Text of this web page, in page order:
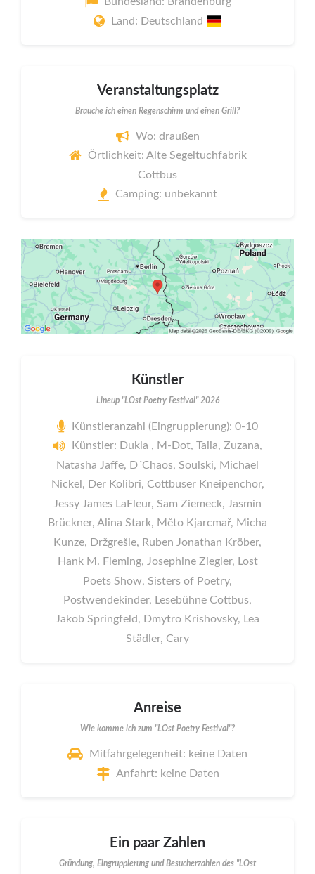
Land: Deutschland
Veranstaltungsplatz
Brauche ich einen Regenschirm und einen Grill?
Wo: draußen
Örtlichkeit: Alte Segeltuchfabrik
Cottbus
Camping: unbekannt
Künstler
Lineup "LOst Poetry Festival" 2026
Künstleranzahl (Eingruppierung): 0-10
Künstler: Dukla , M-Dot, Taiia, Zuzana,
Natasha Jaffe, D´Chaos, Soulski, Michael
Nickel, Der Kolibri, Cottbuser Kneipenchor,
Jessy James LaFleur, Sam Ziemeck, Jasmin
Brückner, Alina Stark, Měto Kjarcmař, Micha
Kunze, Držgrešle, Ruben Jonathan Kröber,
Hank M. Fleming, Josephine Ziegler, Lost
Poets Show, Sisters of Poetry,
Postwendekinder, Lesebühne Cottbus,
Jakob Springfeld, Dmytro Krishovsky, Lea
Städler, Cary
Anreise
Wie komme ich zum "LOst Poetry Festival"?
Mitfahrgelegenheit: keine Daten
Anfahrt: keine Daten
Ein paar Zahlen
Gründung, Eingruppierung und Besucherzahlen des "LOst